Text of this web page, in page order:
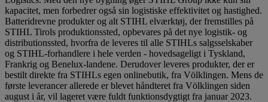
kapacitet, men forbedrer også sin logistiske effektivitet og hastighed.
Batteridrevne produkter og alt STIHL elværktøj, der fremstilles på
STIHL Tirols produktionssted, opbevares på det nye logistik- og
distributionssted, hvorfra de leveres til alle STIHLs salgsselskaber
og STIHL-forhandlere i hele verden - hovedsageligt i Tyskland,
Frankrig og Benelux-landene. Derudover leveres produkter, der er
bestilt direkte fra STIHLs egen onlinebutik, fra Völklingen. Mens de
første leverancer allerede er blevet håndteret fra Völklingen siden
august i år, vil lageret være fuldt funktionsdygtigt fra januar 2023.